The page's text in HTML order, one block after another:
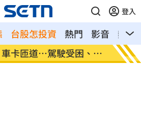
登入
台股怎投資 熱門 影音
熱搜
卡匝道…駕駛受困、昏
7縣
天